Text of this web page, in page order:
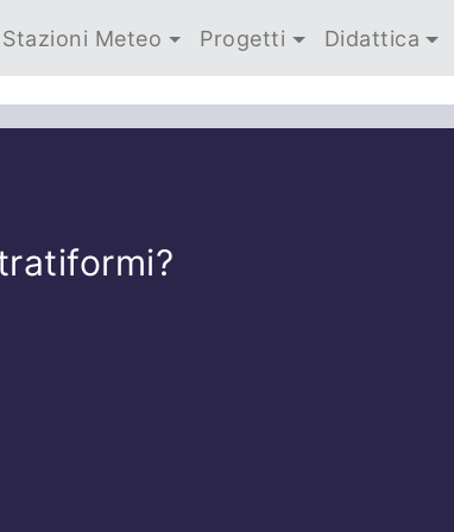
Meteo Progetti Didattica